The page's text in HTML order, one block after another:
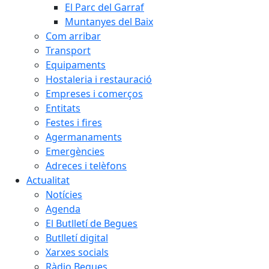
El Parc del Garraf
Muntanyes del Baix
Com arribar
Transport
Equipaments
Hostaleria i restauració
Empreses i comerços
Entitats
Festes i fires
Agermanaments
Emergències
Adreces i telèfons
Actualitat
Notícies
Agenda
El Butlletí de Begues
Butlletí digital
Xarxes socials